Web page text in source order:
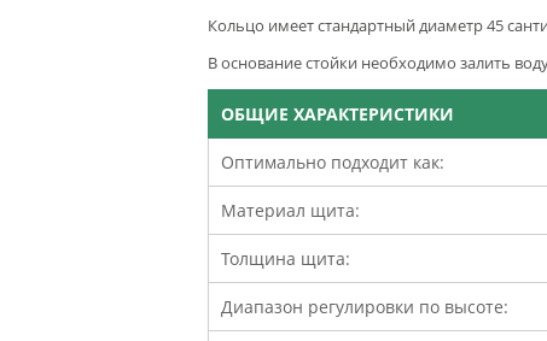
Кольцо имеет стандартный диаметр 45
В основание стойки необходимо залить
ОБЩИЕ ХАРАКТЕРИСТИКИ
Оптимально подходит как:
Материал щита:
Толщина щита:
Диапазон регулировки по высоте: